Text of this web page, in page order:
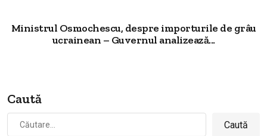
Ministrul Osmochescu, despre importurile de grâu
ucrainean – Guvernul analizează...
Caută
după: